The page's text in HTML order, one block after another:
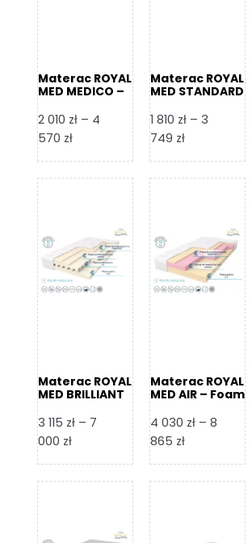
Materac ROYAL
MED MEDICO –
2 010 zł – 4
570 złZakres
od
4
570 zł
Materac ROYAL
MED STANDARD
1 810 zł – 3
749 złZakres
od
3
749 zł
Materac ROYAL
MED BRILLIANT
3 115 zł – 7
000 złZakres
od
Materac ROYAL
MED AIR – Foam
4 030 zł – 8
865 złZakres
od